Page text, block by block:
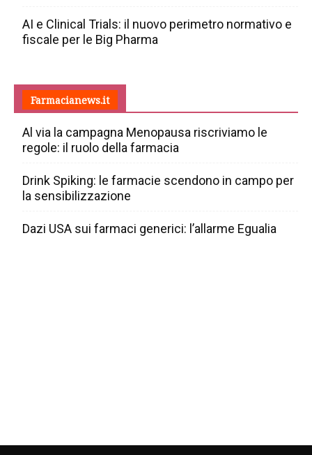
AI e Clinical Trials: il nuovo perimetro normativo e
fiscale per le Big Pharma
Farmacianews.it
Al via la campagna Menopausa riscriviamo le
regole: il ruolo della farmacia
Drink Spiking: le farmacie scendono in campo per
la sensibilizzazione
Dazi USA sui farmaci generici: l’allarme Egualia